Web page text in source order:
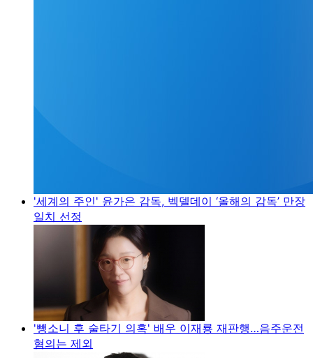
'세계의 주인' 윤가은 감독, 벡델데이 ‘올해의 감독’ 만장
일치 선정
'뺑소니 후 술타기 의혹' 배우 이재룡 재판행…음주운전
혐의는 제외